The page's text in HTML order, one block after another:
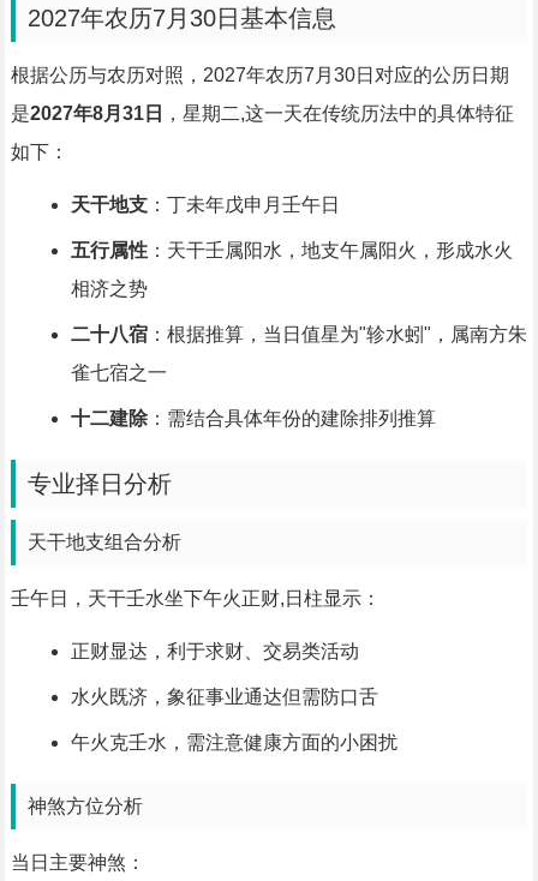
2027年农历7月30日基本信息
根据公历与农历对照，2027年农历7月30日对应的公历日期
是2027年8月31日
，星期二,这一天在传统历法中的具体特征
如下：
天干地支：丁未年戊申月壬午日
五行属性：天干壬属阳水，地支午属阳火，形成水火
相济之势
二十八宿：根据推算，当日值星为"轸水蚓"，属南方朱
雀七宿之一
十二建除：需结合具体年份的建除排列推算
专业择日分析
天干地支组合分析
壬午日，天干壬水坐下午火正财,日柱显示：
正财显达，利于求财、交易类活动
水火既济，象征事业通达但需防口舌
午火克壬水，需注意健康方面的小困扰
神煞方位分析
当日主要神煞：